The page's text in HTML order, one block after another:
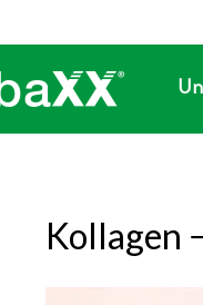
Kollagen